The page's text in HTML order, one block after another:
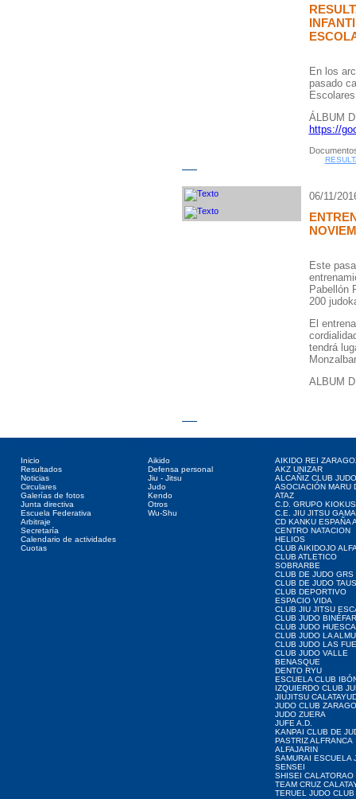
En los
pasado
ÁLBUM
https://
06/11/
Este
Pabellón
200
El
tendrá
ALBUM
Inicio
Resultados
Noticias
Circulares
Galerías de fotos
Junta directiva
Escuela Federativa
Arbitraje
Secretaría
Calendario de actividades
Cuotas
Aikido
Defensa personal
Jiu - Jitsu
Judo
Kendo
Otros
Wu-Shu
AIKIDO REI
AKZ UNIZAR
ALCAÑIZ CLUB JUDO
ASOCIACIÓN MARU
ATAZ
C.D. GRUPO
C.E. JIU JITSU
CD KANKU ESPAÑA
CENTRO NATACION
HELIOS
CLUB AIKIDOJO
CLUB ATLETICO
SOBRARBE
CLUB DE JUDO GRS
CLUB DE JUDO
CLUB DEPORTIVO
ESPACIO VIDA
CLUB JIU JITSU
CLUB JUDO BINÉFAR
CLUB JUDO HUESCA
CLUB JUDO LA
CLUB JUDO LAS
CLUB JUDO VALLE
BENASQUE
DENTO RYU
ESCUELA CLUB
IZQUIERDO CLUB
JIUJITSU
JUDO CLUB
JUDO ZUERA
JUFE A.D.
KANPAI CLUB DE
PASTRIZ ALFRANCA
ALFAJARIN
SAMURAI ESCUELA
SENSEI
SHISEI CALATORAO
TEAM CRUZ
TERUEL JUDO CLUB